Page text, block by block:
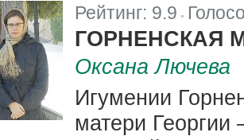
Рейтинг: 9.9
ГОРНЕНСКАЯ
Оксана Лючева
Игумении
матери